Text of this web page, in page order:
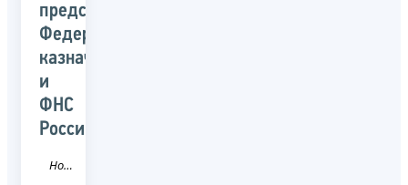
представители
Федерального
казначейства
и
ФНС
России
Новость